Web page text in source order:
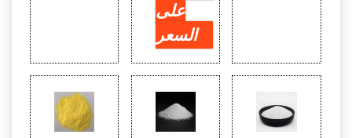
على
السعر